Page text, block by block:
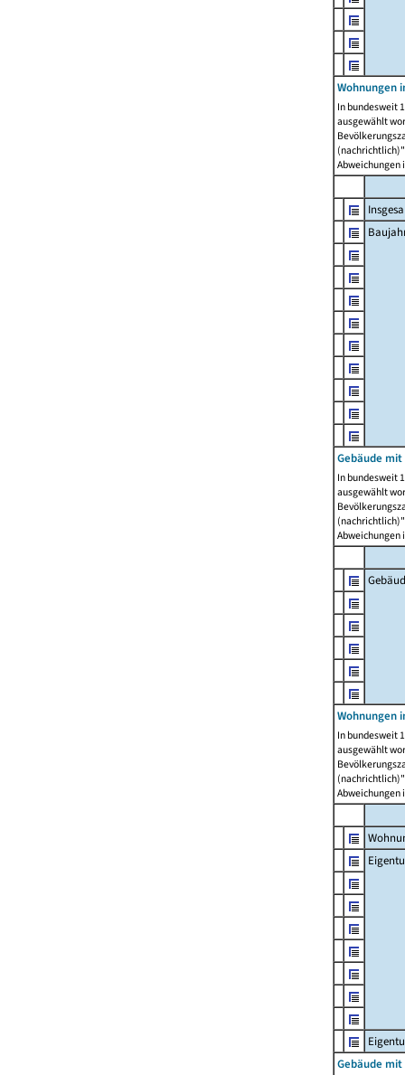
Wohnungen
In bundesweit
ausgewählt
Abweichungen
Gebäude mit
In bundesweit
ausgewählt
Abweichungen
Wohnungen
In bundesweit
ausgewählt
Abweichungen
Gebäude